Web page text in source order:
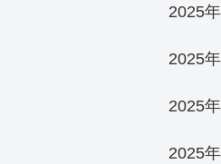
2025
2025
2025
2025